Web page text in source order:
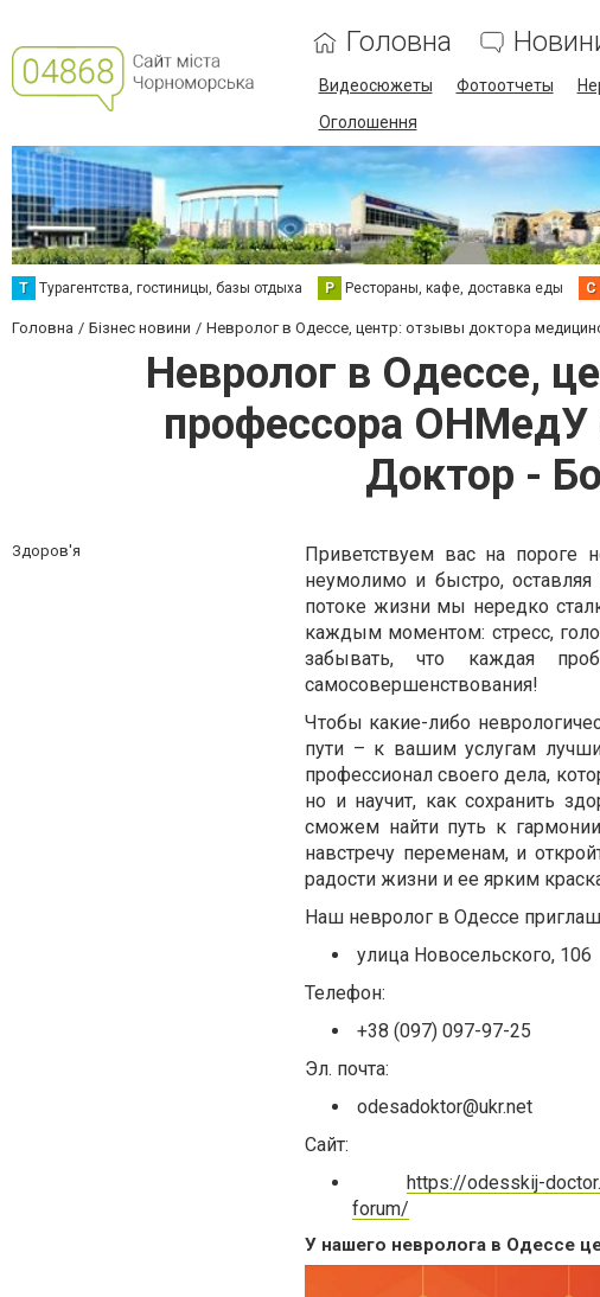
Головна
Видеосюжеты Фотоотчеты
Оголошення
Т Турагентства, гостиницы, базы отдыха Р Рестораны, кафе, доставка еды С
Головна Бізнес новини Невролог в Одессе, центр: отзывы доктора
Невролог в Одессе,
профессора ОНМедУ
Доктор -
Здоров'я
Приветствуем вас на пороге
неумолимо и быстро,
потоке жизни мы нередко
каждым моментом: стресс,
забывать, что каждая
самосовершенствования!
Чтобы какие-либо
пути – к вашим услугам
профессионал своего дела,
но и научит, как сохранить
сможем найти путь к
навстречу переменам, и
радости жизни и ее ярким
Наш невролог в Одессе
улица Новосельского, 106
Телефон:
+38 (097) 097-97-25
Эл. почта:
odesadoktor@ukr.net
Сайт:
https://odesskij-
forum/
У нашего невролога в Одессе